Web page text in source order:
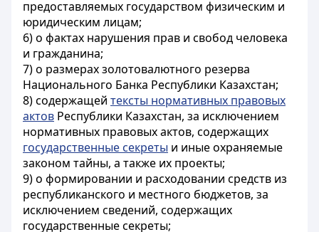
предоставляемых государством физическим и
юридическим лицам;
6) о фактах нарушения прав и свобод человека
и гражданина;
7) о размерах золотовалютного резерва
Национального Банка Республики Казахстан;
8) содержащей тексты нормативных правовых
актов Республики Казахстан, за исключением
нормативных правовых актов, содержащих
государственные секреты и иные охраняемые
законом тайны, а также их проекты;
9) о формировании и расходовании средств из
республиканского и местного бюджетов, за
исключением сведений, содержащих
государственные секреты;